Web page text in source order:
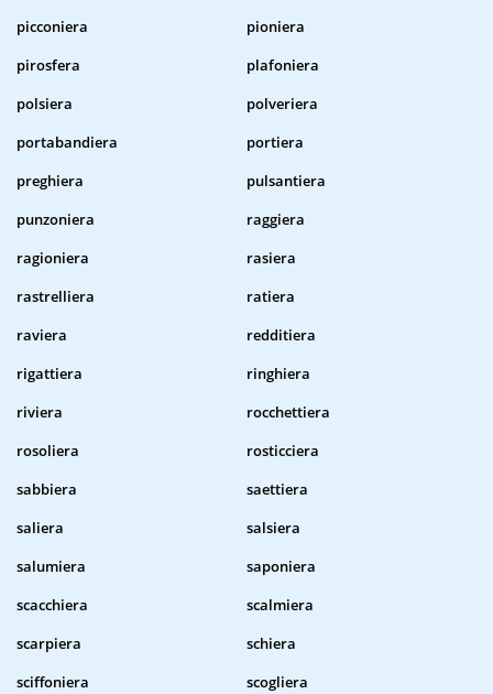
picconiera
pioniera
pirosfera
plafoniera
polsiera
polveriera
portabandiera
portiera
preghiera
pulsantiera
punzoniera
raggiera
ragioniera
rasiera
rastrelliera
ratiera
raviera
redditiera
rigattiera
ringhiera
riviera
rocchettiera
rosoliera
rosticciera
sabbiera
saettiera
saliera
salsiera
salumiera
saponiera
scacchiera
scalmiera
scarpiera
schiera
sciffoniera
scogliera